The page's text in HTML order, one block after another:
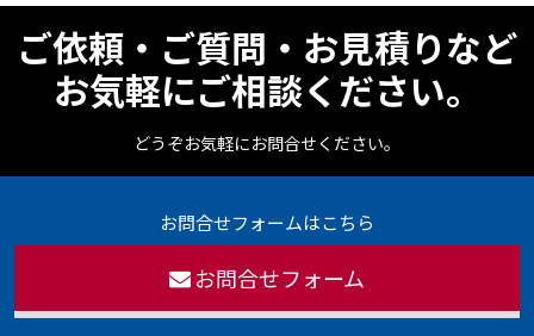
ご依頼・ご質問・お見積りなど
お気軽にご相談ください。
どうぞお気軽にお問合せください。
お問合せフォームはこちら
お問合せフォーム